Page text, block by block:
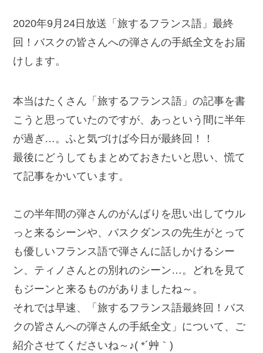
2020年9月24日放送「旅するフランス語」最終
回！バスクの皆さんへの弾さんの手紙全文をお届
けします。
本当はたくさん「旅するフランス語」の記事を書
こうと思っていたのですが、あっという間に半年
が過ぎ…。ふと気づけば今日が最終回！！
最後にどうしてもまとめておきたいと思い、慌て
て記事をかいています。
この半年間の弾さんのがんばりを思い出してウル
っと来るシーンや、バスクダンスの先生がとって
も優しいフランス語で弾さんに話しかけるシー
ン、ティノさんとの別れのシーン…。どれを見て
もジーンと来るものがありましたね～。
それでは早速、「旅するフランス語最終回！バス
クの皆さんへの弾さんの手紙全文」について、ご
紹介させてくださいね～♪( *´艸｀)